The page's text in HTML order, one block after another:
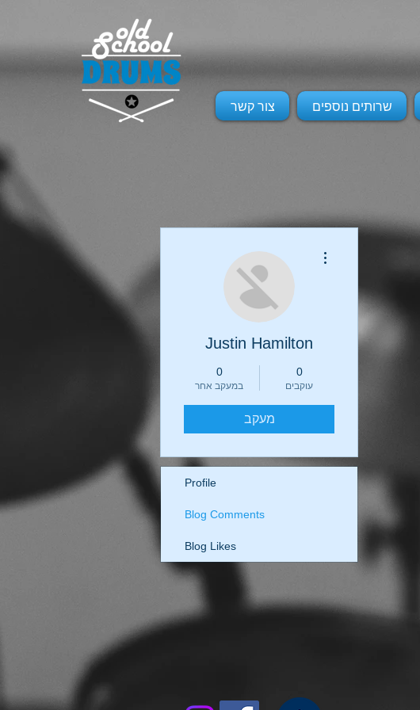
שרותים נוספים צור קשר
Justin Hamilton
0
עוקבים
0
במעקב אחר
מעקב
Profile
Blog Comments
Blog Likes